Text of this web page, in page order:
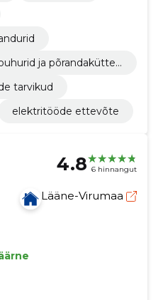
ja põrandakütte
tarvikud
elektritööde ettevõte
4.8 6 hinnangut
Lääne-Virumaa